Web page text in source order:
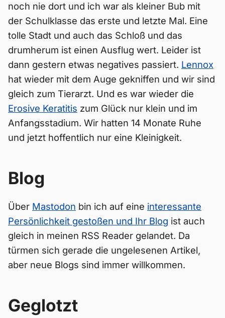
noch nie dort und ich war als kleiner Bub mit
der Schulklasse das erste und letzte Mal. Eine
tolle Stadt und auch das Schloß und das
drumherum ist einen Ausflug wert. Leider ist
dann gestern etwas negatives passiert. Lennox
hat wieder mit dem Auge gekniffen und wir sind
gleich zum Tierarzt. Und es war wieder die
Erosive Keratitis zum Glück nur klein und im
Anfangsstadium. Wir hatten 14 Monate Ruhe
und jetzt hoffentlich nur eine Kleinigkeit.
Blog
Über Mastodon bin ich auf eine interessante
Persönlichkeit gestoßen und Ihr Blog ist auch
gleich in meinen RSS Reader gelandet. Da
türmen sich gerade die ungelesenen Artikel,
aber neue Blogs sind immer willkommen.
Geglotzt